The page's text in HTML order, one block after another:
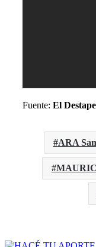
Fuente: El Destape
ARA